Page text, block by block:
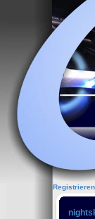
Registrieren